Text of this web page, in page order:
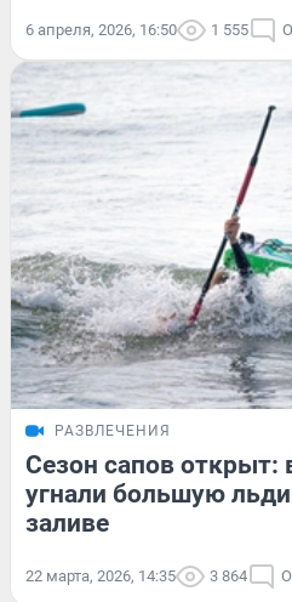
6 апреля, 2026, 16:50 1 555
РАЗВЛЕЧЕНИЯ
Сезон сапов открыт:
угнали большую
заливе
22 марта, 2026, 14:35 3 864